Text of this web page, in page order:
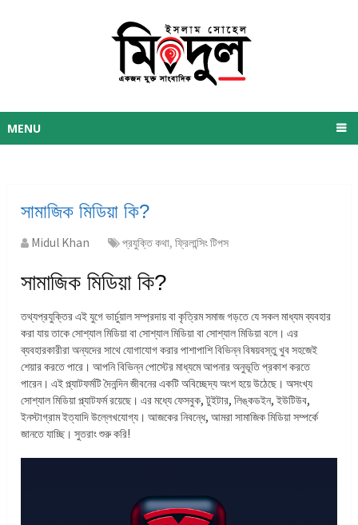
MENU
সামাজিক মিডিয়া কি?
Midul Khan প্রযুক্তি কথা,ফ্রিলান্সিং টিপস
সামাজিক মিডিয়া কি?
তথ্যপ্রযুক্তির এই যুগে ভার্চুয়াল সম্প্রদায় বা কৃত্রিম সমাজ গড়তে যে সকল মাধ্যম ব্যবহার
করা যায় তাকে সোশ্যাল মিডিয়া বা সোশ্যাল মিডিয়া বা সোশ্যাল মিডিয়া বলে। এর
ব্যবহারকারীরা অন্যদের সাথে যোগাযোগ করার পাশাপাশি বিভিন্ন বিষয়বস্তু খুব সহজেই
শেয়ার করতে পারে। আপনি বিভিন্ন পোস্টের মাধ্যমে আপনার অনুভূতি প্রকাশ করতে
পারেন। এই প্ল্যাটফর্মটি দৈনন্দিন জীবনের একটি অবিচ্ছেদ্য অংশ হয়ে উঠেছে। অসংখ্য
সোশ্যাল মিডিয়া প্ল্যাটফর্ম রয়েছে। এর মধ্যে ফেসবুক, টুইটার, লিঙ্কডইন, ইউটিউব,
ইনস্টাগ্রাম ইত্যাদি উল্লেখযোগ্য। আজকের নিবন্ধে, আমরা সামাজিক মিডিয়া সম্পর্কে
জানতে যাচ্ছি। সুতরাং শুরু করি!